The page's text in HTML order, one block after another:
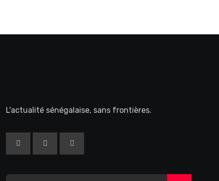
L'actualité sénégalaise, sans frontières.